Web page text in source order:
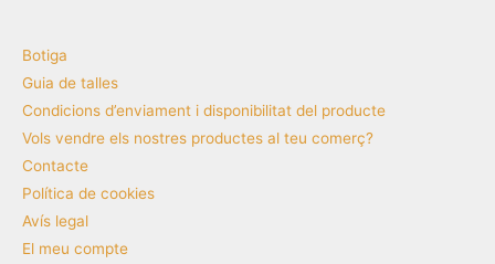
Botiga
Guia de talles
Condicions d’enviament i disponibilitat del producte
Vols vendre els nostres productes al teu comerç?
Contacte
Política de cookies
Avís legal
El meu compte